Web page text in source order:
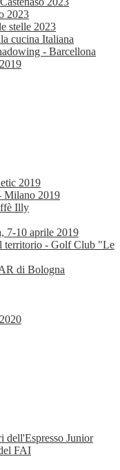
2023
stelle 2023
cucina Italiana
- Barcellona
2019
2019
Illy
7-10 aprile 2019
territorio - Golf Club "Le
di Bologna
dell'Espresso Junior
FAI